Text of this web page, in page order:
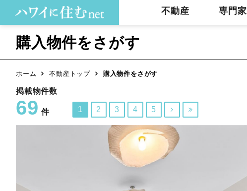
不動産 専門家
購入物件をさがす
ホーム 不動産トップ 購入物件をさがす
掲載物件数
69 件 1 2 3 4 5  